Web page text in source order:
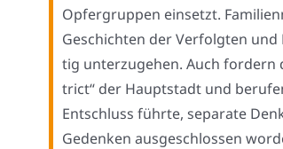
Opfer­grup­pen ein­setzt.
Geschich­ten der Ver­folg­ten
tig unter­zu­ge­hen. Auch for­dern
trict“ der Haupt­stadt und
Ent­schluss führ­te, sepa­ra­te
Geden­ken aus­ge­schlos­sen